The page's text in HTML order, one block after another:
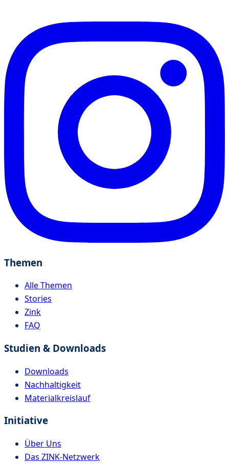
Themen
Alle Themen
Stories
Zink
FAQ
Studien & Downloads
Downloads
Nachhaltigkeit
Materialkreislauf
Initiative
Über Uns
Das ZINK-Netzwerk